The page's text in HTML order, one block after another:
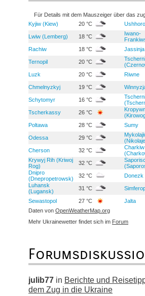
Für Details mit dem Mauszeiger über das
Kyjiw (Kiew)
20 °C
Lwiw (Lemberg) 18 °C
Iwano-
Rachiw 18 °C Jassinja
Ternopil 20 °C
Luzk 20 °C Riwne
Chmelnyzkyj 19 °C
Schytomyr 16 °C
Tscherkassy 26 °C
Poltawa 28 °C Sumy
Odessa 29 °C
Cherson 32 °C
Charkiw
Krywyj Rih (Kriwoj
Rog)
32 °C
Dnipro
(Dnepropetrowsk)
32 °C Donezk
Luhansk
(Lugansk)
31 °C
Sewastopol 27 °C Jalta
Daten von OpenWeatherMap.org
Mehr Ukrainewetter findet sich im Forum
julib77 in Berichte und
dem Zug in die Ukraine